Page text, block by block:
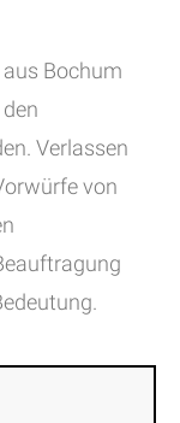
Bochum
Verlassen
von